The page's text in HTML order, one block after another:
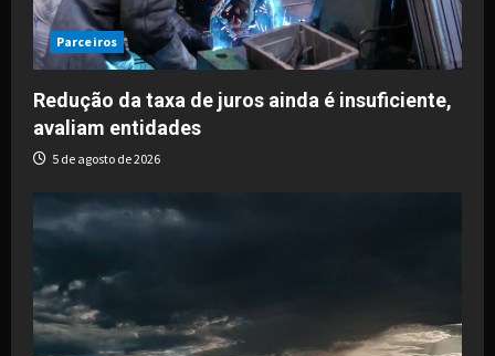
Parceiros
Redução da taxa de juros ainda é insuficiente,
avaliam entidades
5 de agosto de 2026